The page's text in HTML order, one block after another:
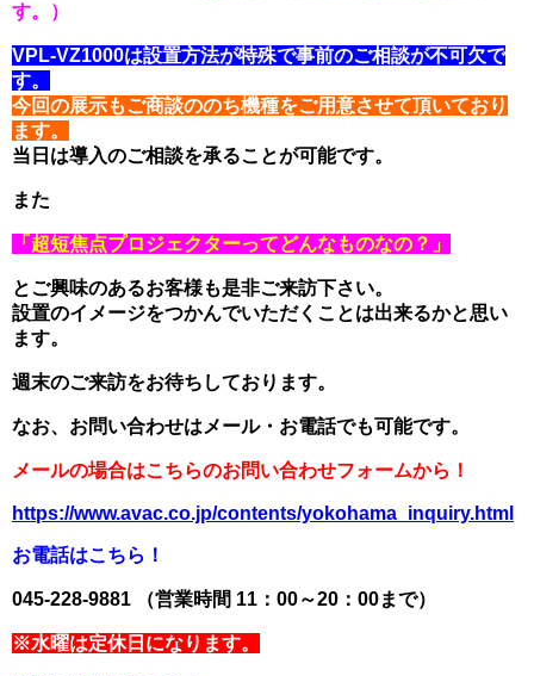
す。）
VPL-VZ1000は設置方法が特殊で事前のご相談が不可欠で
す。
今回の展示もご商談ののち機種をご用意させて頂いており
ます。
当日は導入のご相談を承ることが可能です。
また
「超短焦点プロジェクターってどんなものなの？」
とご興味のあるお客様も是非ご来訪下さい。
設置のイメージをつかんでいただくことは出来るかと思い
ます。
週末のご来訪をお待ちしております。
なお、お問い合わせはメール・お電話でも可能です。
メールの場合はこちらのお問い合わせフォームから！
https://www.avac.co.jp/contents/yokohama_inquiry.html
お電話はこちら！
045-228-9881 （営業時間 11：00～20：00まで）
※水曜は定休日になります。